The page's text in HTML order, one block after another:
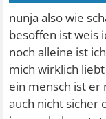
nunja also wie
besoffen ist weis
noch alleine ist
mich wirklich
ein mensch ist er
auch nicht sicher